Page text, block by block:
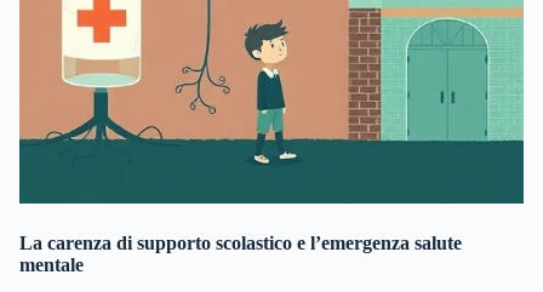
La carenza di supporto scolastico e l’emergenza salute
mentale